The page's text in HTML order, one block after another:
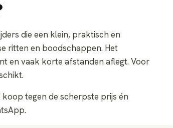
die een klein, praktisch en
ritten en boodschappen. Het
en vaak korte afstanden aflegt. Voor
koop tegen de scherpste prijs én